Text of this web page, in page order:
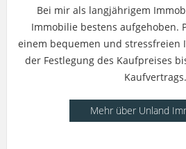
Bei mir als langjährigem
Immobilie bestens aufgehoben.
einem bequemen und stressfreien
der Festlegung des Kaufpreises
Kaufvertrags.
Mehr über Unland